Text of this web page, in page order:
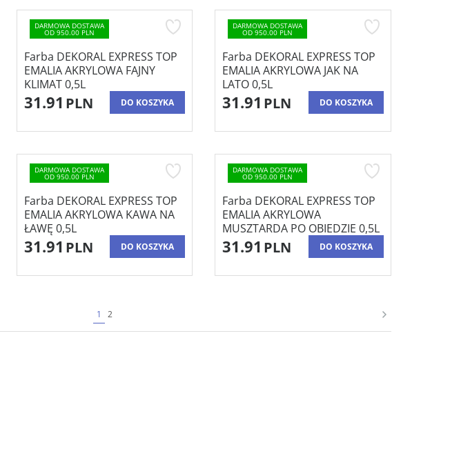
DARMOWA DOSTAWA
OD 950.00 PLN
Farba DEKORAL EXPRESS TOP
EMALIA AKRYLOWA FAJNY
KLIMAT 0,5L
31.91 PLN DO KOSZYKA
DARMOWA DOSTAWA
OD 950.00 PLN
Farba DEKORAL EXPRESS TOP
EMALIA AKRYLOWA JAK NA
LATO 0,5L
31.91 PLN DO KOSZYKA
DARMOWA DOSTAWA
OD 950.00 PLN
Farba DEKORAL EXPRESS TOP
EMALIA AKRYLOWA KAWA NA
ŁAWĘ 0,5L
31.91 PLN DO KOSZYKA
DARMOWA DOSTAWA
OD 950.00 PLN
Farba DEKORAL EXPRESS TOP
EMALIA AKRYLOWA
MUSZTARDA PO OBIEDZIE 0,5L
31.91 PLN DO KOSZYKA
1 2